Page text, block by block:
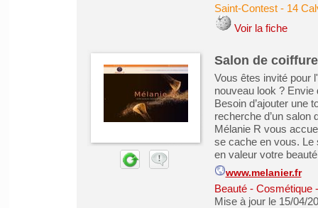
Saint-Contest- 14
Voir la fiche
Salon de
Vous êtes invité pour
nouveau look ?
Besoin d’ajouter une
recherche d’un salon
Mélanie R vous
se cache en vous. Le
en valeur votre
www.melanier.fr
Beauté - Cosmétique
Mise à jour le 15/04/